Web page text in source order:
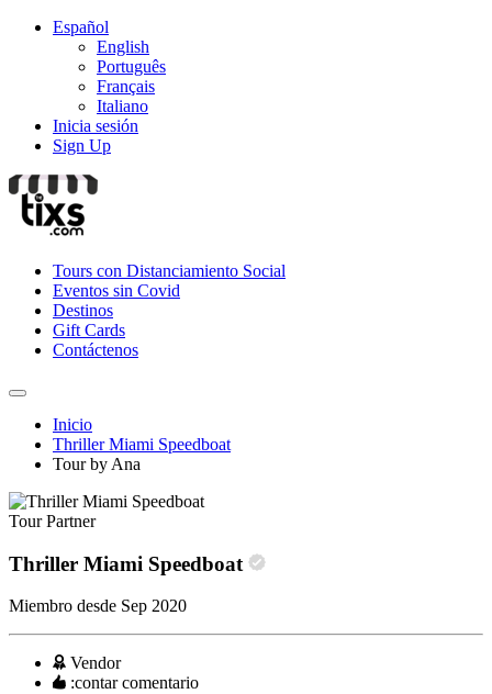
Español
English
Português
Français
Italiano
Inicia sesión
Sign Up
Tours con Distanciamiento Social
Eventos sin Covid
Destinos
Gift Cards
Contáctenos
Inicio
Thriller Miami Speedboat
Tour by Ana
Tour Partner
Thriller Miami Speedboat
Miembro desde Sep 2020
Vendor
:contar comentario